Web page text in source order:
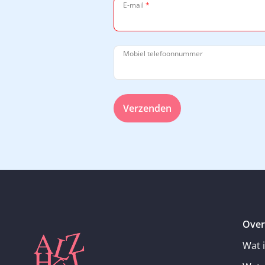
E-mail *
Mobiel telefoonnummer
Verzenden
Wat